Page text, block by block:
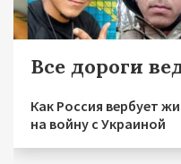
Все дороги
Как Россия вербует
на войну с Украиной